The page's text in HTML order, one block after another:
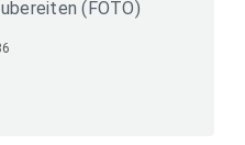
(FOTO)